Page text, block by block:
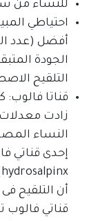
للنساء من سن 41 وما فوق: 3.9-12.6 في
احتياطي
أفضل (عدد
الجودة
التلقيح
قناتا
زادت معدلات
النساء
إحدى قناتي
أن التلقيح
قناتي فالوب